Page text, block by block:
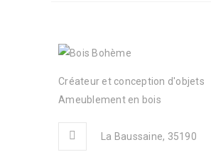
Créateur et conception d'objets
Ameublement en bois
La Baussaine, 35190